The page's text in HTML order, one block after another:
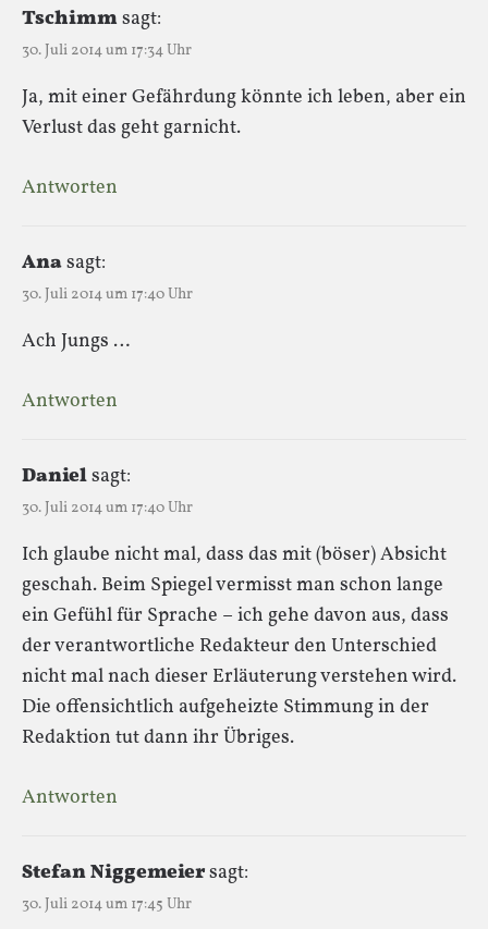
Tschimmsagt:
30. Juli 2014 um 17:34 Uhr
Ja, mit einer Gefährdung könnte ich leben, aber ein
Verlust das geht garnicht.
Antworten
Anasagt:
30. Juli 2014 um 17:40 Uhr
Ach Jungs …
Antworten
Danielsagt:
30. Juli 2014 um 17:40 Uhr
Ich glaube nicht mal, dass das mit (böser) Absicht
geschah. Beim Spiegel vermisst man schon lange
ein Gefühl für Sprache – ich gehe davon aus, dass
der verantwortliche Redakteur den Unterschied
nicht mal nach dieser Erläuterung verstehen wird.
Die offensichtlich aufgeheizte Stimmung in der
Redaktion tut dann ihr Übriges.
Antworten
Stefan Niggemeiersagt:
30. Juli 2014 um 17:45 Uhr